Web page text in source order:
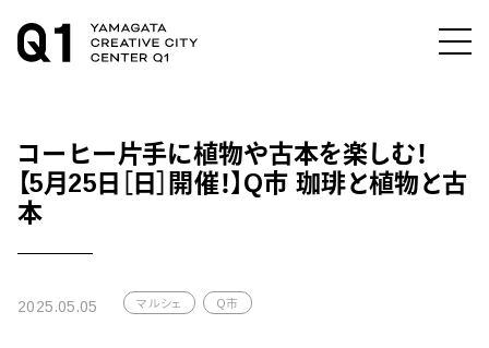
コーヒー片手に植物や古本を楽しむ！
【5月25日［日］開催！】Q市 珈琲と植物と古
本
2025.05.05 マルシェ Q市